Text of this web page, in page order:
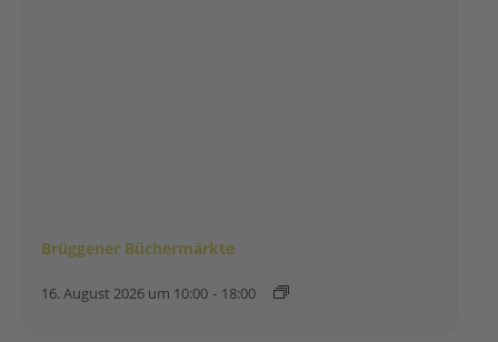
Brüggener Büchermärkte
16. August 2026 um 10:00 - 18:00